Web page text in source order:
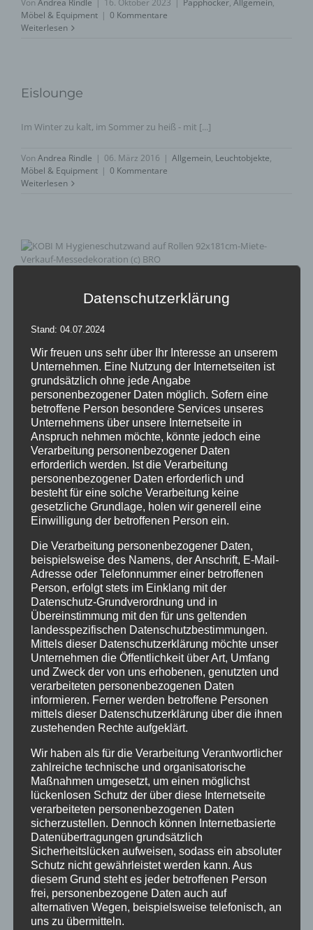
Von Andrea Rindle 16. Oktober 2023 Papphocker, Allgemein,
Möbel & Equipment | 0 Kommentare
Weiterlesen
Eislounge
Im Winter zu kalt, im Sommer zu heiß - mit [...]
Von Andrea Rindle | 06. März 2016 | Allgemein, Leuchtobjekte,
Möbel & Equipment | 0 Kommentare
Weiterlesen
Hygienschutzwände KOBI
Hier finden Sie kreative Ideen, wie Sie für mehr Sicherheit mit den
Schutzwänden KOBI auf Veranstaltungen sorgen können.
Andrea Rindle
Equipment | 0 Kommentare
Weiterlesen
X-VISION – NEU das modulare System für
Eventdekoration und -möbel
X-Vision wurde auf der Best of Event #boe19 vorgestellt und [...]
Von Andrea Rindle | 23. Januar 2019 | Dekoration ,Möbel &
Equipment | 0 Kommentare
Datenschutzerklärung
Stand: 04.07.2024
Wir freuen uns sehr über Ihr Interesse an unserem
Unternehmen. Eine Nutzung der Internetseiten ist
grundsätzlich ohne jede Angabe
personenbezogener Daten möglich. Sofern eine
betroffene Person besondere Services unseres
Unternehmens über unsere Internetseite in
Anspruch nehmen möchte, könnte jedoch eine
Verarbeitung personenbezogener Daten
erforderlich werden. Ist die Verarbeitung
personenbezogener Daten erforderlich und
besteht für eine solche Verarbeitung keine
gesetzliche Grundlage, holen wir generell eine
Einwilligung der betroffenen Person ein.
Die Verarbeitung personenbezogener Daten,
beispielsweise des Namens, der Anschrift, E-Mail-
Adresse oder Telefonnummer einer betroffenen
Person, erfolgt stets im Einklang mit der
Datenschutz-Grundverordnung und in
Übereinstimmung mit den für uns geltenden
landesspezifischen Datenschutzbestimmungen.
Mittels dieser Datenschutzerklärung möchte unser
Unternehmen die Öffentlichkeit über Art, Umfang
und Zweck der von uns erhobenen, genutzten und
verarbeiteten personenbezogenen Daten
informieren. Ferner werden betroffene Personen
mittels dieser Datenschutzerklärung über die ihnen
zustehenden Rechte aufgeklärt.
Wir haben als für die Verarbeitung Verantwortlicher
zahlreiche technische und organisatorische
Maßnahmen umgesetzt, um einen möglichst
lückenlosen Schutz der über diese Internetseite
verarbeiteten personenbezogenen Daten
sicherzustellen. Dennoch können Internetbasierte
Datenübertragungen grundsätzlich
Sicherheitslücken aufweisen, sodass ein absoluter
Schutz nicht gewährleistet werden kann. Aus
diesem Grund steht es jeder betroffenen Person
frei, personenbezogene Daten auch auf
alternativen Wegen, beispielsweise telefonisch, an
uns zu übermitteln.